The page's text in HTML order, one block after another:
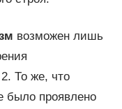
возможен лишь
То же, что
было проявлено